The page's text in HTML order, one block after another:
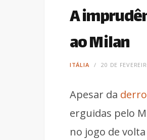
A
ao Milan
ITÁLIA 20 DE
Apesar da
erguidas pelo
no jogo de